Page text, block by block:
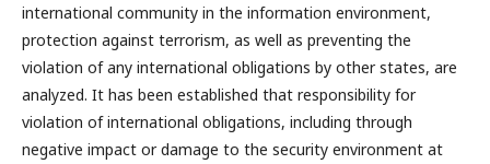
international community in the information environment,
protection against terrorism, as well as preventing the
violation of any international obligations by other states, are
analyzed. It has been established that responsibility for
violation of international obligations, including through
negative impact or damage to the security environment at